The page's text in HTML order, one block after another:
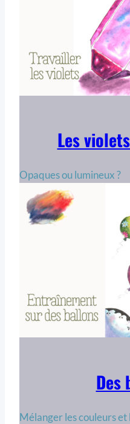
Les
Opaques ou lumineux ?
Des
Mélanger les couleurs